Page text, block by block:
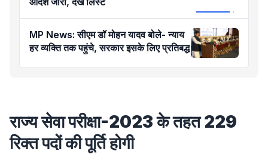
MP News: सीएम डॉ मोहन यादव बोले- न्याय
हर व्यक्ति तक पहुंचे, सरकार इसके लिए प्रतिबद्ध
राज्य सेवा परीक्षा-2023 के तहत 229
रिक्त पदों की पूर्ति होगी